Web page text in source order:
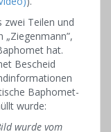
zwei Teilen und
hat.
Bescheid
Baphomet-
wurde:
wurde vom